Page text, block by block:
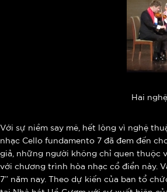
Hai
Với sự niềm say mê, hết lòng vì nghệ
nhạc Cello fundamento 7 đã đem đến
giả, những người không chỉ quen thuộc
với chương trình hòa nhạc cổ điển này.
7” năm nay. Theo dự kiến của ban tổ